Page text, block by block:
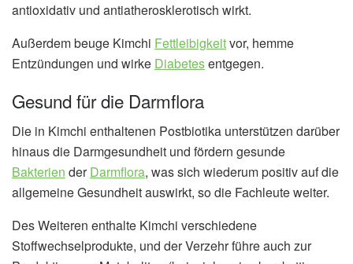
antioxidativ und antiatherosklerotisch wirkt.
Außerdem beuge Kimchi Fettleibigkeitvor, hemme
Entzündungen und wirke Diabetesentgegen.
Gesund für die Darmflora
Die in Kimchi enthaltenen Postbiotika unterstützen darüber
hinaus die Darmgesundheit und fördern gesunde
Bakterien derDarmflora, was sich wiederum positiv auf die
allgemeine Gesundheit auswirkt, so die Fachleute weiter.
Des Weiteren enthalte Kimchi verschiedene
Stoffwechselprodukte, und der Verzehr führe auch zur